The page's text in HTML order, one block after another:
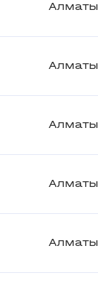
Алматы
Алматы
Алматы
Алматы
Алматы